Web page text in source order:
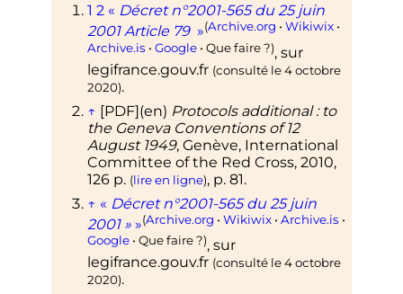
1 2 « Décret n°2001-565 du 25 juin
2001 Article 79 »(Archive.org • Wikiwix•
Archive.is • Google• Que faire ?), sur
legifrance.gouv.fr (consulté le4 octobre
2020).
↑ [PDF](en) Protocols additional : to
the Geneva Conventions of 12
August 1949, Genève, International
Committee of the Red Cross, 2010,
126 p. (lire en ligne), p. 81.
↑ « Décret n°2001-565 du 25 juin
2001 » »(Archive.org • Wikiwix• Archive.is •
Google• Que faire ?), sur
legifrance.gouv.fr (consulté le4 octobre
2020).